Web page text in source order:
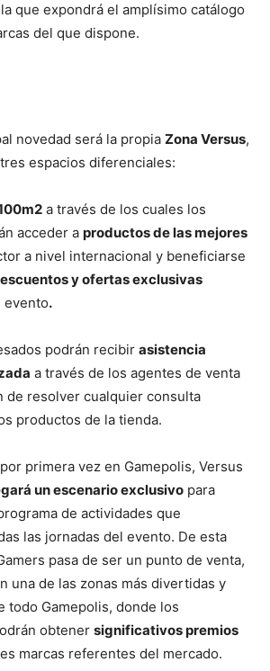
que expondrá el amplísimo catálogo
del que dispone.
novedad será la propia Zona Versus,
espacios diferenciales:
a través de los cuales los
acceder a productos de las mejores
a nivel internacional y beneficiarse
y ofertas exclusivas
evento.
podrán recibir asistencia
a través de los agentes de venta
de resolver cualquier consulta
productos de la tienda.
primera vez en Gamepolis, Versus
un escenario exclusivo para
de actividades que
las jornadas del evento. De esta
pasa de ser un punto de venta,
una de las zonas más divertidas y
todo Gamepolis, donde los
obtener significativos premios
marcas referentes del mercado.